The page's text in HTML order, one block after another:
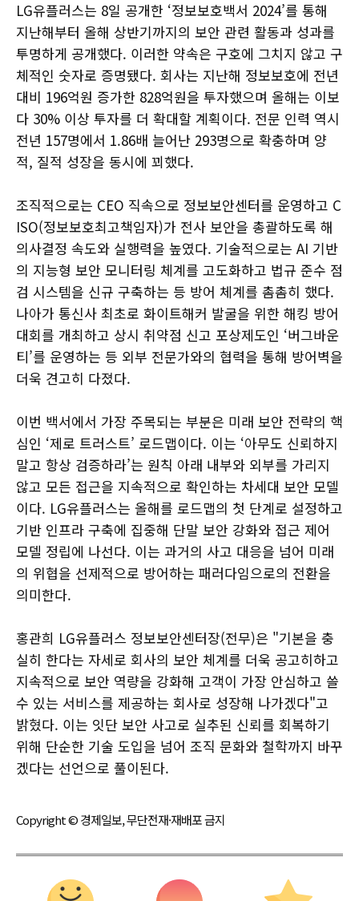
LG유플러스는 8일 공개한 ‘정보보호백서 2024’를 통해
지난해부터 올해 상반기까지의 보안 관련 활동과 성과를
투명하게 공개했다. 이러한 약속은 구호에 그치지 않고 구
체적인 숫자로 증명됐다. 회사는 지난해 정보보호에 전년
대비 196억원 증가한 828억원을 투자했으며 올해는 이보
다 30% 이상 투자를 더 확대할 계획이다. 전문 인력 역시
전년 157명에서 1.86배 늘어난 293명으로 확충하며 양
적, 질적 성장을 동시에 꾀했다.
조직적으로는 CEO 직속으로 정보보안센터를 운영하고 C
ISO(정보보호최고책임자)가 전사 보안을 총괄하도록 해
의사결정 속도와 실행력을 높였다. 기술적으로는 AI 기반
의 지능형 보안 모니터링 체계를 고도화하고 법규 준수 점
검 시스템을 신규 구축하는 등 방어 체계를 촘촘히 했다.
나아가 통신사 최초로 화이트해커 발굴을 위한 해킹 방어
대회를 개최하고 상시 취약점 신고 포상제도인 ‘버그바운
티’를 운영하는 등 외부 전문가와의 협력을 통해 방어벽을
더욱 견고히 다졌다.
이번 백서에서 가장 주목되는 부분은 미래 보안 전략의 핵
심인 ‘제로 트러스트’ 로드맵이다. 이는 ‘아무도 신뢰하지
말고 항상 검증하라’는 원칙 아래 내부와 외부를 가리지
않고 모든 접근을 지속적으로 확인하는 차세대 보안 모델
이다. LG유플러스는 올해를 로드맵의 첫 단계로 설정하고
기반 인프라 구축에 집중해 단말 보안 강화와 접근 제어
모델 정립에 나선다. 이는 과거의 사고 대응을 넘어 미래
의 위협을 선제적으로 방어하는 패러다임으로의 전환을
의미한다.
홍관희 LG유플러스 정보보안센터장(전무)은 "기본을 충
실히 한다는 자세로 회사의 보안 체계를 더욱 공고히하고
지속적으로 보안 역량을 강화해 고객이 가장 안심하고 쓸
수 있는 서비스를 제공하는 회사로 성장해 나가겠다"고
밝혔다. 이는 잇단 보안 사고로 실추된 신뢰를 회복하기
위해 단순한 기술 도입을 넘어 조직 문화와 철학까지 바꾸
겠다는 선언으로 풀이된다.
Copyright © 경제일보, 무단전재·재배포 금지